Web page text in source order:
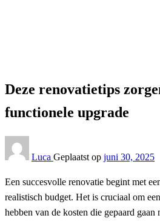
Deze renovatietips
functionele upgrade
Luca Geplaatst op juni 30, 2025
Een succesvolle renovatie begint met
realistisch budget. Het is cruciaal om
hebben van de kosten die gepaard